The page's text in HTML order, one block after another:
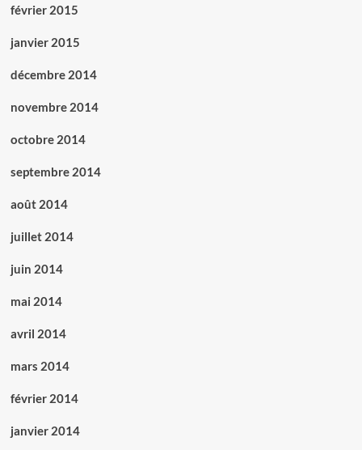
février 2015
janvier 2015
décembre 2014
novembre 2014
octobre 2014
septembre 2014
août 2014
juillet 2014
juin 2014
mai 2014
avril 2014
mars 2014
février 2014
janvier 2014